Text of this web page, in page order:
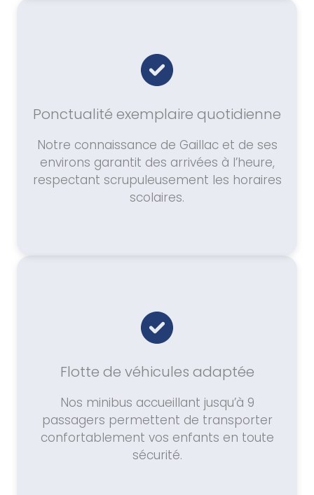
Ponctualité exemplaire quotidienne
Notre connaissance de Gaillac et de ses
environs garantit des arrivées à l’heure,
respectant scrupuleusement les horaires
scolaires.
Flotte de véhicules adaptée
Nos minibus accueillant jusqu’à 9
passagers permettent de transporter
confortablement vos enfants en toute
sécurité.